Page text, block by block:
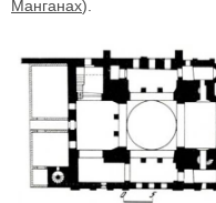
Манганах).